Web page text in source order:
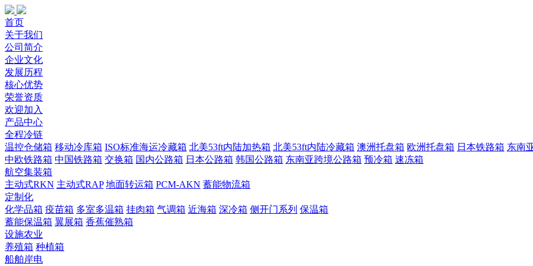
首页
关于我们
公司简介
企业文化
发展历程
核心优势
荣誉资质
欢迎加入
产品中心
全程冷链
温控仓储箱 移动冷库箱 ISO标准海运冷藏箱 北美53ft内陆加热箱 北美53ft内陆冷藏箱 澳洲托盘箱 欧洲托盘箱 日本铁路箱 东南
中欧铁路箱 中国铁路箱 交换箱 国内公路箱 日本公路箱 韩国公路箱 东南亚跨境公路箱 预冷箱 速冻箱
航空集装箱
主动式RKN 主动式RAP 地面转运箱 PCM-AKN 蓄能物流箱
定制化
化学品箱 疫苗箱 多室多温箱 挂肉箱 气调箱 近海箱 深冷箱 侧开门系列 保温箱
蓄能保温箱 翼展箱 香蕉催熟箱
设施农业
养殖箱 种植箱
船舶岸电